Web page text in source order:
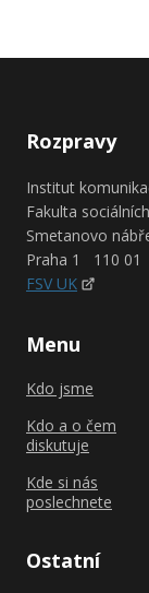
Rozpravy
Institut
Fakulta
Smetanovo
Praha 1 110 01
FSV UK
Menu
Kdo jsme
Kdo a o čem
diskutuje
Kde si nás
poslechnete
Ostatní